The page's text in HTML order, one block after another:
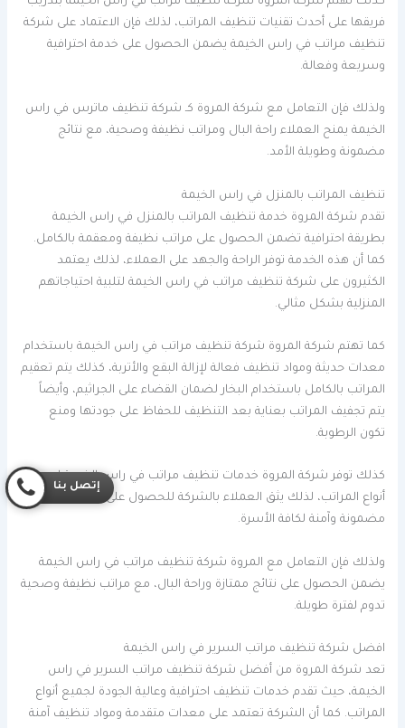
فريقها على أحدث تقنيات تنظيف المراتب، لذلك فإن الاعتماد على شركة
تنظيف مراتب في راس الخيمة يضمن الحصول على خدمة احترافية
وسريعة وفعالة.
ولذلك فإن التعامل مع شركة المروة كـ شركة تنظيف ماترس في راس
الخيمة يمنح العملاء راحة البال ومراتب نظيفة وصحية، مع نتائج
مضمونة وطويلة الأمد.
تنظيف المراتب بالمنزل في راس الخيمة
تقدم شركة المروة خدمة تنظيف المراتب بالمنزل في راس الخيمة
بطريقة احترافية تضمن الحصول على مراتب نظيفة ومعقمة بالكامل.
كما أن هذه الخدمة توفر الراحة والجهد على العملاء، لذلك يعتمد
الكثيرون على شركة تنظيف مراتب في راس الخيمة لتلبية احتياجاتهم
المنزلية بشكل مثالي.
كما تهتم شركة المروة شركة تنظيف مراتب في راس الخيمة باستخدام
معدات حديثة ومواد تنظيف فعالة لإزالة البقع والأتربة، كذلك يتم تعقيم
المراتب بالكامل باستخدام البخار لضمان القضاء على الجراثيم، وأيضاً
يتم تجفيف المراتب بعناية بعد التنظيف للحفاظ على جودتها ومنع
تكون الرطوبة.
كذلك توفر شركة المروة خدمات تنظيف مراتب في راس الخيمة لجميع
أنواع المراتب، لذلك يثق العملاء بالشركة للحصول على خدمات نظافة
مضمونة وآمنة لكافة الأسرة.
ولذلك فإن التعامل مع المروة شركة تنظيف مراتب في راس الخيمة
يضمن الحصول على نتائج ممتازة وراحة البال، مع مراتب نظيفة وصحية
تدوم لفترة طويلة.
افضل شركة تنظيف مراتب السرير في راس الخيمة
تعد شركة المروة من أفضل شركة تنظيف مراتب السرير في راس
الخيمة، حيث تقدم خدمات تنظيف احترافية وعالية الجودة لجميع أنواع
المراتب. كما أن الشركة تعتمد على معدات متقدمة ومواد تنظيف آمنة
إتصل بنا